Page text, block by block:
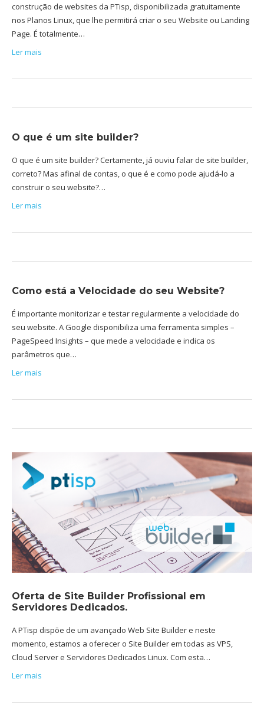
construção de websites da PTisp, disponibilizada gratuitamente
nos Planos Linux, que lhe permitirá criar o seu Website ou Landing
Page. É totalmente…
Ler mais
O que é um site builder?
O que é um site builder? Certamente, já ouviu falar de site builder,
correto? Mas afinal de contas, o que é e como pode ajudá-lo a
construir o seu website?…
Ler mais
Como está a Velocidade do seu Website?
É importante monitorizar e testar regularmente a velocidade do
seu website. A Google disponibiliza uma ferramenta simples –
PageSpeed Insights – que mede a velocidade e indica os
parâmetros que…
Ler mais
Oferta de Site Builder Profissional em
Servidores Dedicados.
A PTisp dispõe de um avançado Web Site Builder e neste
momento, estamos a oferecer o Site Builder em todas as VPS,
Cloud Server e Servidores Dedicados Linux. Com esta…
Ler mais